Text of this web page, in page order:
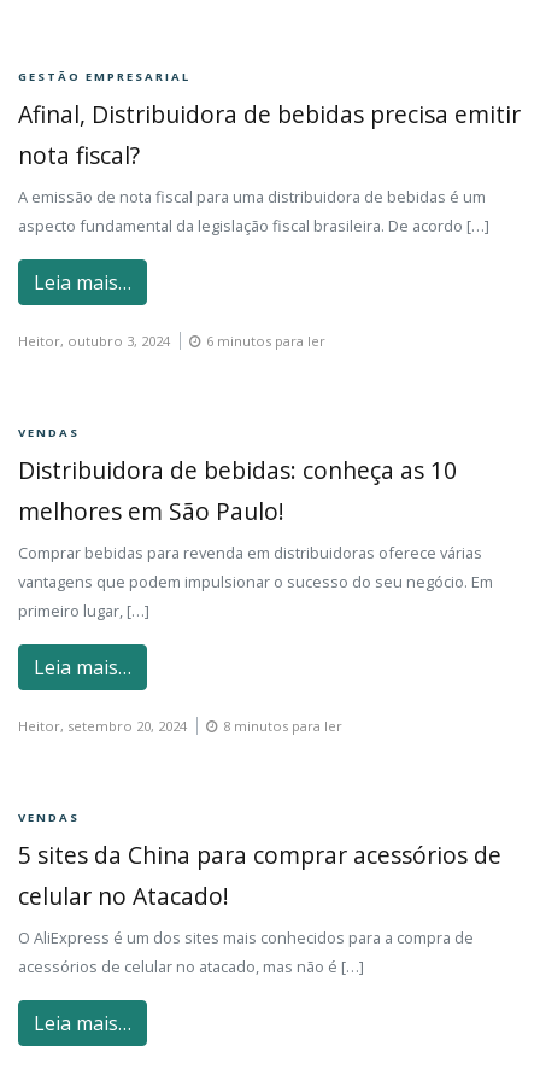
GESTÃO EMPRESARIAL
Afinal, Distribuidora de bebidas precisa emitir
nota fiscal?
A emissão de nota fiscal para uma distribuidora de bebidas é um
aspecto fundamental da legislação fiscal brasileira. De acordo […]
Leia mais…
Heitor, outubro 3, 2024 6 minutos para ler
VENDAS
Distribuidora de bebidas: conheça as 10
melhores em São Paulo!
Comprar bebidas para revenda em distribuidoras oferece várias
vantagens que podem impulsionar o sucesso do seu negócio. Em
primeiro lugar, […]
Leia mais…
Heitor, setembro 20, 2024 8 minutos para ler
VENDAS
5 sites da China para comprar acessórios de
celular no Atacado!
O AliExpress é um dos sites mais conhecidos para a compra de
acessórios de celular no atacado, mas não é […]
Leia mais…